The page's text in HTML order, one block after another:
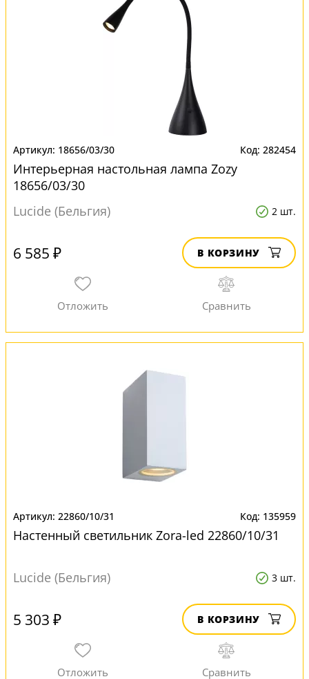
18656/03/30 282454
Интерьерная настольная лампа Zozy
18656/03/30
Lucide (Бельгия)
2 шт.
6 585 ₽ В КОРЗИНУ
22860/10/31 135959
Настенный светильник Zora-led 22860/10/31
Lucide (Бельгия) 3 шт.
5 303 ₽ В КОРЗИНУ